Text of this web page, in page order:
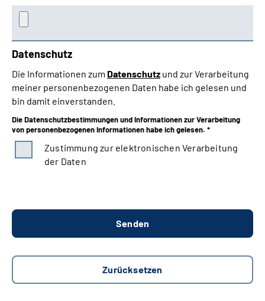
Datenschutz
Die Informationen zum Datenschutz und zur Verarbeitung
meiner personenbezogenen Daten habe ich gelesen und
bin damit einverstanden.
Die Datenschutzbestimmungen und Informationen zur Verarbeitung
von personenbezogenen Informationen habe ich gelesen. *
Zustimmung zur elektronischen Verarbeitung
der Daten